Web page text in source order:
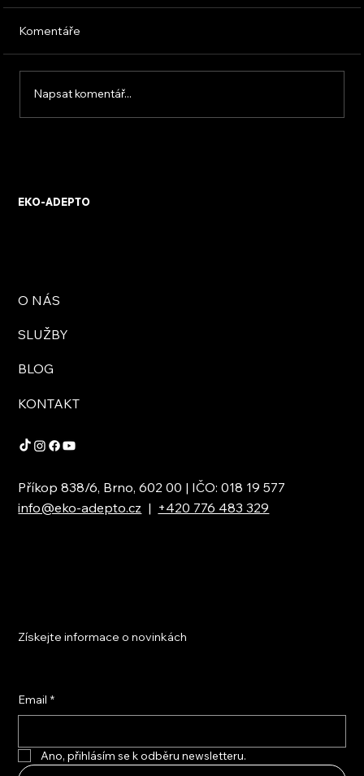
Komentáře
Napsat komentář...
EKO-ADEPTO
O NÁS
SLUŽBY
BLOG
KONTAKT
Příkop 838/6, Brno, 602 00 | IČO: 018 19 577
info@eko-adepto.cz | +420 776 483 329
Získejte informace o novinkách
Email *
Ano, přihlásím se k odběru newsletteru.